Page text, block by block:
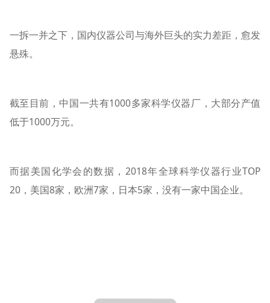
一拆一并之下，国内仪器公司与海外巨头的实力差距，愈发
悬殊。
截至目前，中国一共有1000多家科学仪器厂，大部分产值
低于1000万元。
而据美国化学会的数据，2018年全球科学仪器行业TOP
20，美国8家，欧洲7家，日本5家，没有一家中国企业。